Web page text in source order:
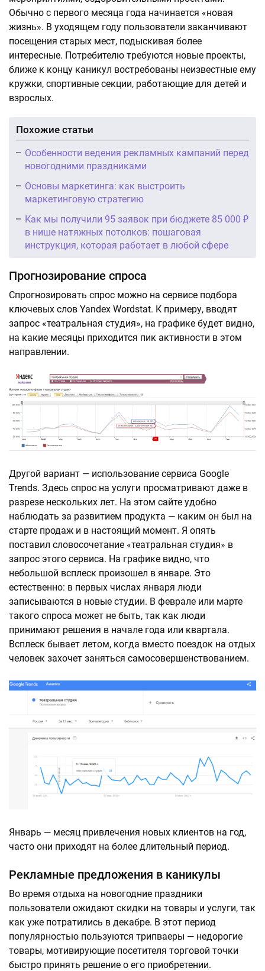
Обычно с первого месяца года начинается «новая
жизнь». В уходящем году пользователи заканчивают
посещения старых мест, подыскивая более
интересные. Потребителю требуются новые проекты,
ближе к концу каникул востребованы неизвестные ему
кружки, спортивные секции, работающие для детей и
взрослых.
Похожие статьи
Особенности ведения рекламных кампаний перед
новогодними праздниками
Основы маркетинга: как выстроить
маркетинговую стратегию
Как мы получили 95 заявок при бюджете 85 000 ₽
в нише натяжных потолков: пошаговая
инструкция, которая работает в любой сфере
Прогнозирование спроса
Спрогнозировать спрос можно на сервисе подбора
ключевых слов Yandex Wordstat. К примеру, вводят
запрос «театральная студия», на графике будет видно,
на какие месяцы приходится пик активности в этом
направлении.
Другой вариант — использование сервиса Google
Trends. Здесь спрос на услуги просматривают даже в
разрезе нескольких лет. На этом сайте удобно
наблюдать за развитием продукта — каким он был на
старте продаж и в настоящий момент. Я опять
поставил словосочетание «театральная студия» в
запрос этого сервиса. На графике видно, что
небольшой всплеск произошел в январе. Это
естественно: в первых числах января люди
записываются в новые студии. В феврале или марте
такого спроса может не быть, так как люди
принимают решения в начале года или квартала.
Всплеск бывает летом, когда вместо поездок на отдых
человек захочет заняться самосовершенствованием.
Январь — месяц привлечения новых клиентов на год,
часто они приходят на более длительный период.
Рекламные предложения в каникулы
Во время отдыха на новогодние праздники
пользователи ожидают скидки на товары и услуги, так
как уже потратились в декабре. В этот период
популярностью пользуются трипваеры — недорогие
товары, мотивирующие посетителя торговой точки
быстро принять решение о его приобретении.